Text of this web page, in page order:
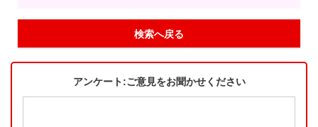
検索へ戻る
アンケート:ご意見をお聞かせください